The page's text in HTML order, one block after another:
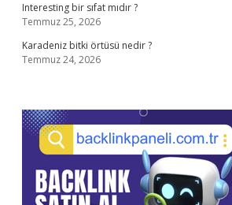
Interesting bir sıfat mıdır ?
Temmuz 25, 2026
Karadeniz bitki örtüsü nedir ?
Temmuz 24, 2026